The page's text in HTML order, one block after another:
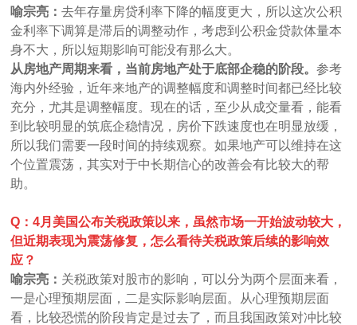
喻宗亮：去年存量房贷利率下降的幅度更大，所以这次公积
金利率下调算是滞后的调整动作，考虑到公积金贷款体量本
身不大，所以短期影响可能没有那么大。
从房地产周期来看，当前房地产处于底部企稳的阶段。参考
海内外经验，近年来地产的调整幅度和调整时间都已经比较
充分，尤其是调整幅度。现在的话，至少从成交量看，能看
到比较明显的筑底企稳情况，房价下跌速度也在明显放缓，
所以我们需要一段时间的持续观察。如果地产可以维持在这
个位置震荡，其实对于中长期信心的改善会有比较大的帮
助。
Q：4月美国公布关税政策以来，虽然市场一开始波动较大，
但近期表现为震荡修复，怎么看待关税政策后续的影响效
应？
喻宗亮： 关税政策对股市的影响，可以分为两个层面来看，
一是心理预期层面，二是实际影响层面。从心理预期层面
看，比较恐慌的阶段肯定是过去了，而且我国政策对冲比较